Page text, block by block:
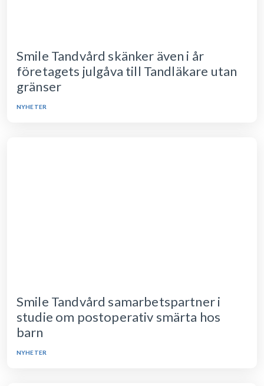
Smile Tandvård skänker även i år
företagets julgåva till Tandläkare utan
gränser
NYHETER
Smile Tandvård samarbetspartner i
studie om postoperativ smärta hos
barn
NYHETER